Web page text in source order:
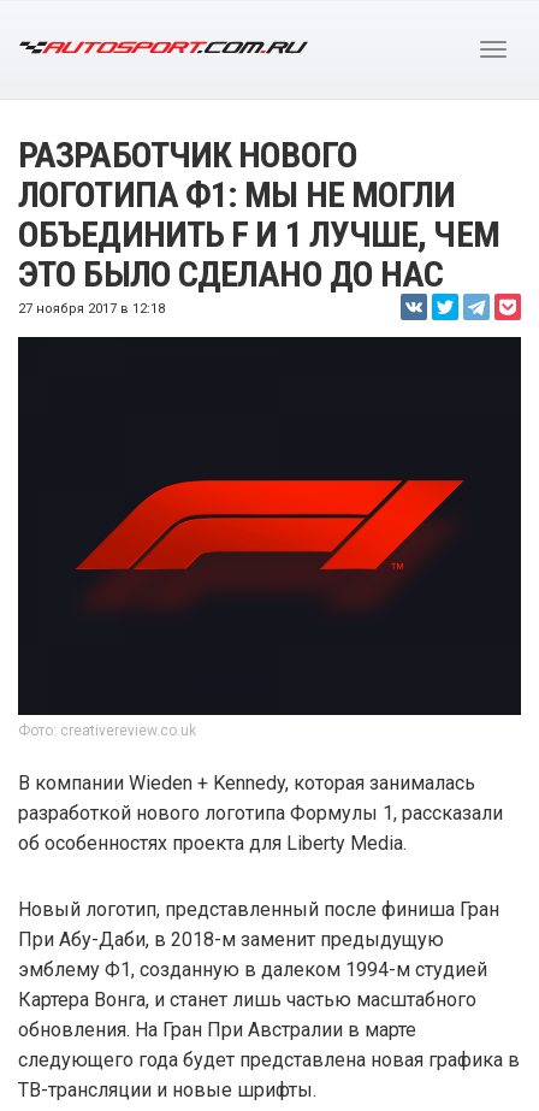
РАЗРАБОТЧИК НОВОГО
ЛОГОТИПА Ф1: МЫ НЕ МОГЛИ
ОБЪЕДИНИТЬ F И 1 ЛУЧШЕ, ЧЕМ
ЭТО БЫЛО СДЕЛАНО ДО НАС
27 ноября 2017 в 12:18
Фото: creativereview.co.uk
В компании Wieden + Kennedy, которая занималась
разработкой нового логотипа Формулы 1, рассказали
об особенностях проекта для Liberty Media.
Новый логотип, представленный после финиша Гран
При Абу-Даби, в 2018-м заменит предыдущую
эмблему Ф1, созданную в далеком 1994-м студией
Картера Вонга, и станет лишь частью масштабного
обновления. На Гран При Австралии в марте
следующего года будет представлена новая графика в
ТВ-трансляции и новые шрифты.